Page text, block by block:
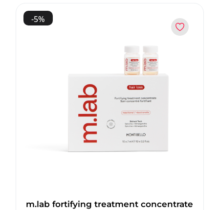
-5%
m.lab fortifying treatment concentrate